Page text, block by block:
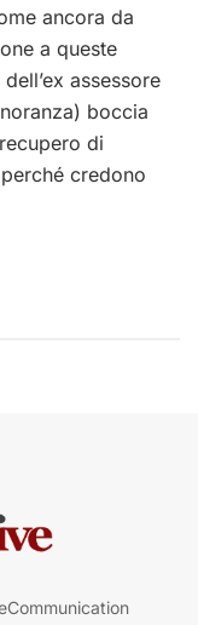
ancora da
a queste
assessore
boccia
di
credono